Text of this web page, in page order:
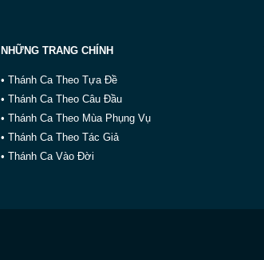
NHỮNG TRANG CHÍNH
• Thánh Ca Theo Tựa Đề
• Thánh Ca Theo Câu Đầu
• Thánh Ca Theo Mùa Phụng Vụ
• Thánh Ca Theo Tác Giả
• Thánh Ca Vào Đời